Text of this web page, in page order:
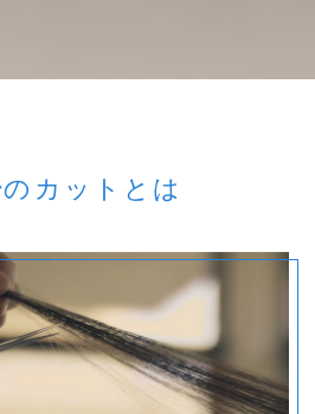
カットとは